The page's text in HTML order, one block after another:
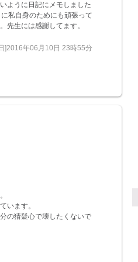
ように日記にメモしました
私自身のためにも頑張って
先生には感謝してます。
]2016年06月10日 23時55分
います。
の猜疑心で壊したくないで